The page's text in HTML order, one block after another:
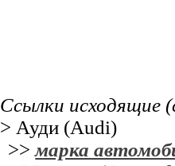
Ссылки исходящие
> Ауди (Audi)
>>марка